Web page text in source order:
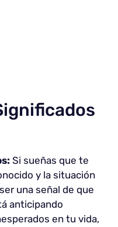
Si sueñas que te
y la situación
una señal de que
anticipando
en tu vida,